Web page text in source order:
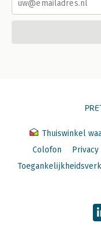
Thuiswinkel
Colofon
Privacy